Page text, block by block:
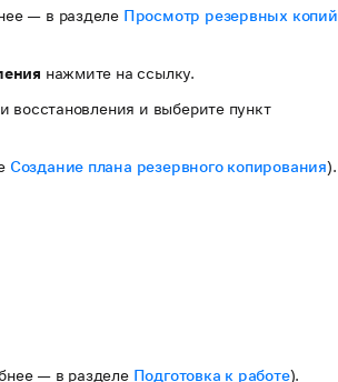
— в разделе Просмотр резервных копий
нажмите на ссылку.
восстановления и выберите пункт
Создание плана резервного копирования).
— в разделе Подготовка к работе).